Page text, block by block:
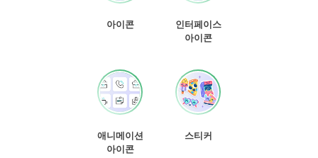
아이콘
인터페이스
아이콘
애니메이션
아이콘
스티커